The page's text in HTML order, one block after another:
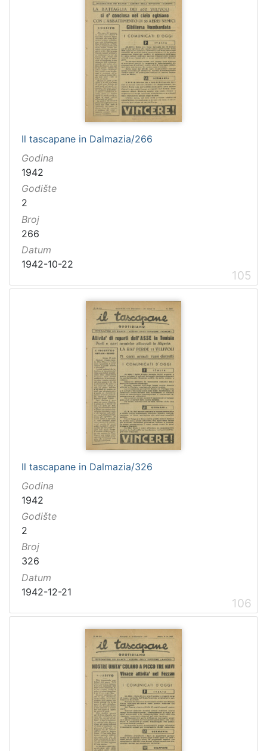
Il tascapane in Dalmazia/266
Godina
1942
Godište
2
Broj
266
Datum
1942-10-22
105
Il tascapane in Dalmazia/326
Godina
1942
Godište
2
Broj
326
Datum
1942-12-21
106